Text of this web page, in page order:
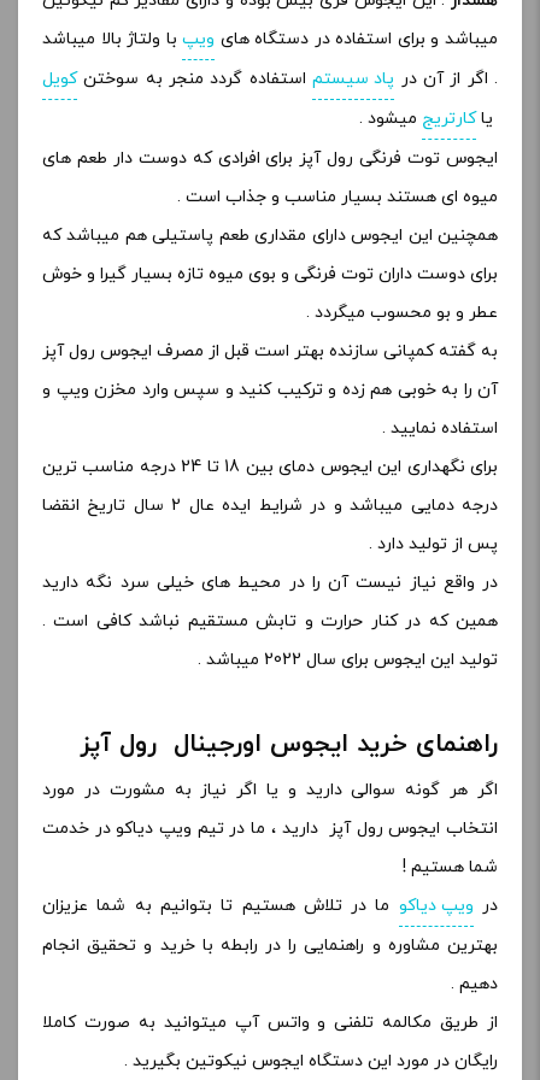
میباشد و برای استفاده در دستگاه های ویپبا ولتاژ بالا میباشد
. اگر از آن در پاد سیستماستفاده گردد منجر به سوختنکویل
یاکارتریج میشود .
ایجوس توت فرنگی رول آپز برای افرادی که دوست دار طعم های
میوه ای هستند بسیار مناسب و جذاب است .
همچنین این ایجوس دارای مقداری طعم پاستیلی هم میباشد که
برای دوست داران توت فرنگی و بوی میوه تازه بسیار گیرا و خوش
عطر و بو محسوب میگردد .
به گفته کمپانی سازنده بهتر است قبل از مصرف ایجوس رول آپز
آن را به خوبی هم زده و ترکیب کنید و سپس وارد مخزن ویپ و
استفاده نمایید .
برای نگهداری این ایجوس دمای بین 18 تا 24 درجه مناسب ترین
درجه دمایی میباشد و در شرایط ایده عال 2 سال تاریخ انقضا
پس از تولید دارد .
در واقع نیاز نیست آن را در محیط های خیلی سرد نگه دارید
همین که در کنار حرارت و تابش مستقیم نباشد کافی است .
تولید این ایجوس برای سال 2022 میباشد .
راهنمای خرید ایجوس اورجینال رول آپز
اگر هر گونه سوالی دارید و یا اگر نیاز به مشورت در مورد
انتخاب ایجوس رول آپز
دارید ، ما در تیم ویپ دیاکو در خدمت
شما هستیم !
در ویپ دیاکو ما در تلاش هستیم تا بتوانیم به شما عزیزان
بهترین مشاوره و راهنمایی را در رابطه با خرید و تحقیق انجام
دهیم .
از طریق مکالمه تلفنی و واتس آپ میتوانید به صورت کاملا
رایگان در مورد این دستگاه ایجوس نیکوتین بگیرید .